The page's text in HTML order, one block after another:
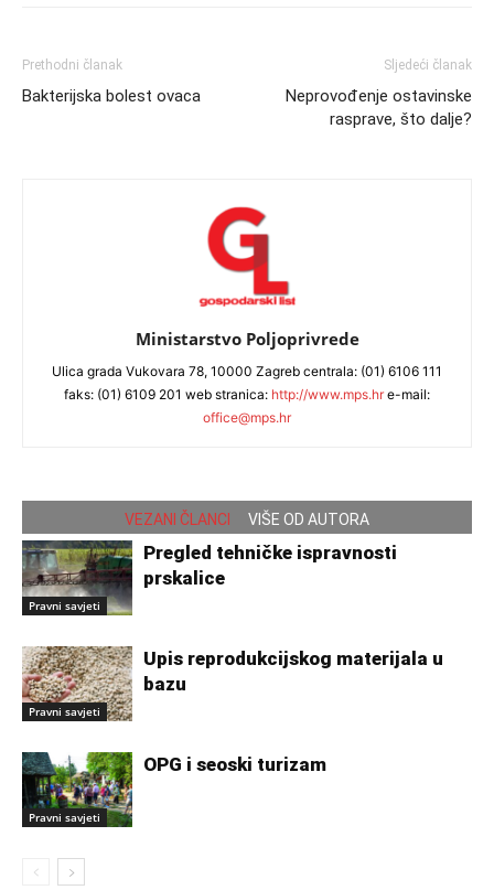
Prethodni članak
Bakterijska bolest ovaca
Sljedeći članak
Neprovođenje ostavinske
rasprave, što dalje?
Ministarstvo Poljoprivrede
Ulica grada Vukovara 78, 10000 Zagreb centrala: (01) 6106 111
faks: (01) 6109 201 web stranica: http://www.mps.hre-mail:
office@mps.hr
VEZANI ČLANCI VIŠE OD AUTORA
Pravni savjeti
Pregled tehničke ispravnosti
prskalice
Pravni savjeti
Upis reprodukcijskog materijala u
bazu
Pravni savjeti
OPG i seoski turizam